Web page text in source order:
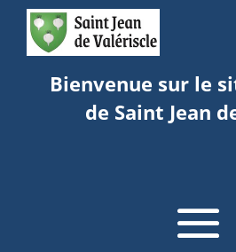
Bienvenue sur le
de Saint Jean